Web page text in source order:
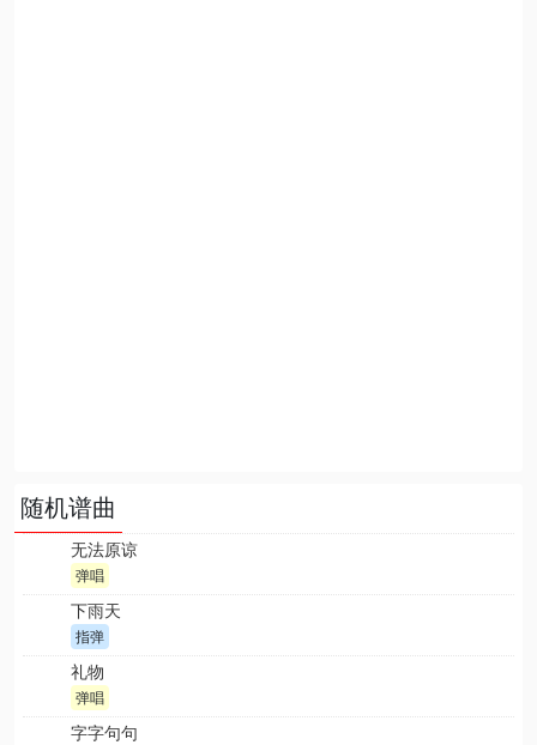
随机谱曲
无法原谅
弹唱
下雨天
指弹
礼物
弹唱
字字句句